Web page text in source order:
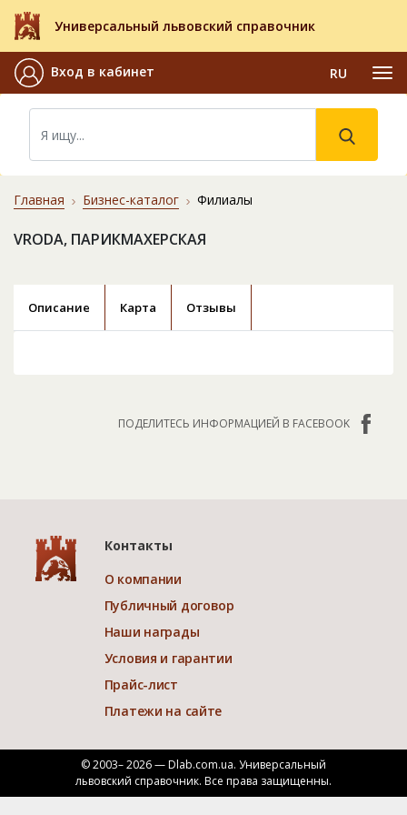
Универсальный львовский справочник
Вход в кабинет RU
Главная Бизнес-каталог Филиалы
VRODA, ПАРИКМАХЕРСКАЯ
Описание Карта Отзывы
ПОДЕЛИТЕСЬ ИНФОРМАЦИЕЙ В FACEBOOK
Контакты
О компании
Публичный договор
Наши награды
Условия и гарантии
Прайс-лист
Платежи на сайте
© 2003– 2026 — Dlab.com.ua. Универсальный
львовский справочник. Все права защищенны.